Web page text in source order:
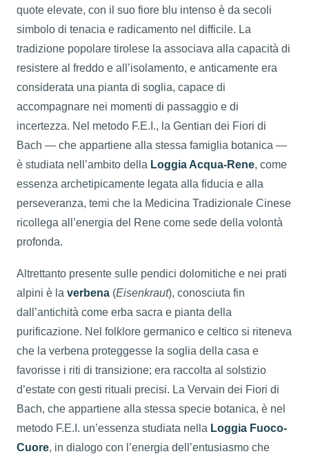
quote elevate, con il suo fiore blu intenso è da secoli
simbolo di tenacia e radicamento nel difficile. La
tradizione popolare tirolese la associava alla capacità di
resistere al freddo e all’isolamento, e anticamente era
considerata una pianta di soglia, capace di
accompagnare nei momenti di passaggio e di
incertezza. Nel metodo F.E.I., la Gentian dei Fiori di
Bach — che appartiene alla stessa famiglia botanica —
è studiata nell’ambito della Loggia Acqua-Rene, come
essenza archetipicamente legata alla fiducia e alla
perseveranza, temi che la Medicina Tradizionale Cinese
ricollega all’energia del Rene come sede della volontà
profonda.
Altrettanto presente sulle pendici dolomitiche e nei prati
alpini è la verbena (Eisenkraut), conosciuta fin
dall’antichità come erba sacra e pianta della
purificazione. Nel folklore germanico e celtico si riteneva
che la verbena proteggesse la soglia della casa e
favorisse i riti di transizione; era raccolta al solstizio
d’estate con gesti rituali precisi. La Vervain dei Fiori di
Bach, che appartiene alla stessa specie botanica, è nel
metodo F.E.I. un’essenza studiata nella Loggia Fuoco-
Cuore, in dialogo con l’energia dell’entusiasmo che